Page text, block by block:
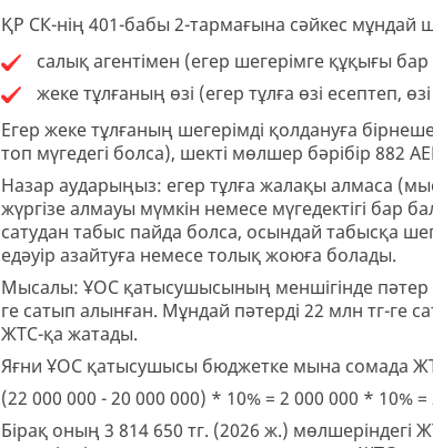
ҚР СК-нің 401-бабы 2-тармағына сәйкес мұндай
салық агентімен (егер шегерімге құқығы
жеке тұлғаның өзі (егер тұлға өзі есептеп,
Егер жеке тұлғаның шегерімді қолдануға
топ мүгедегі болса), шекті мөлшер бәрібір 882
Назар аударыңыз: егер тұлға жалақы алмаса
жүргізе алмауы мүмкін немесе мүгедектігі бар
сатудан табыс пайда болса, осындай табысқа
едәуір азайтуға немесе толық жоюға болады.
Мысалы: ҰОС қатысушысының меншігінде пәтер
ге сатып алынған. Мұндай пәтерді 22 млн тг-ге
ЖТС-қа жатады.
Яғни ҰОС қатысушысы бюджетке мына сомада ЖТС
(22 000 000 - 20 000 000) * 10% = 2 000 000 * 10% =
Бірақ оның 3 814 650 тг. (2026 ж.) мөлшеріндегі